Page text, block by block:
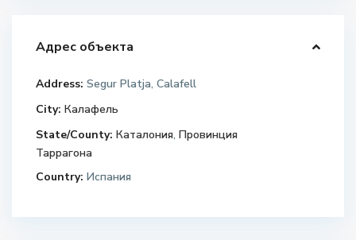
Адрес объекта
Address: Segur Platja, Calafell
City: Калафель
State/County: Каталония,Провинция
Таррагона
Country: Испания